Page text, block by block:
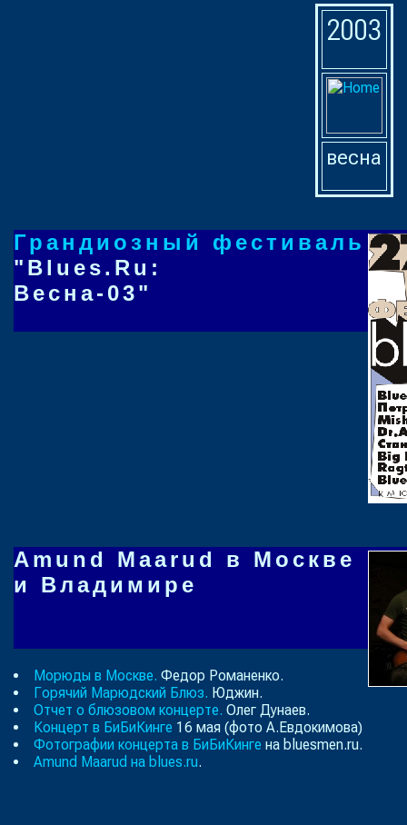
2003
весна
Грандиозный фестиваль
"Blues.Ru:
Весна-03"
Amund Maarud в Москве
и Владимире
Морюды в Москве. Федор Романенко.
Горячий Марюдский Блюз. Юджин.
Отчет о блюзовом концерте. Олег Дунаев.
Концерт в БиБиКинге 16 мая (фото А.Евдокимова)
Фотографии концерта в БиБиКинге на bluesmen.ru.
Amund Maarud на blues.ru.